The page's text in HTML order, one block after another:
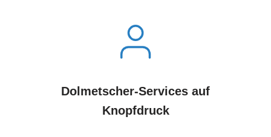
Dolmetscher-Services auf
Knopfdruck